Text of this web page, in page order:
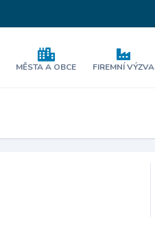
MĚSTA A OBCE FIREMNÍ VÝZVA